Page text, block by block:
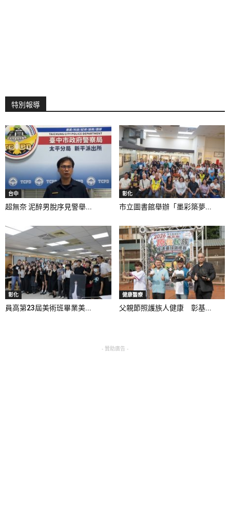
特別報導
台中
超無奈 泥醉男脫序見警舉...
彰化
市立圖書館舉辦「墨彩築夢...
彰化
員高第23屆美術班畢業美...
健康醫療
父親節照護族人健康 彰基...
- 贊助廣告 -